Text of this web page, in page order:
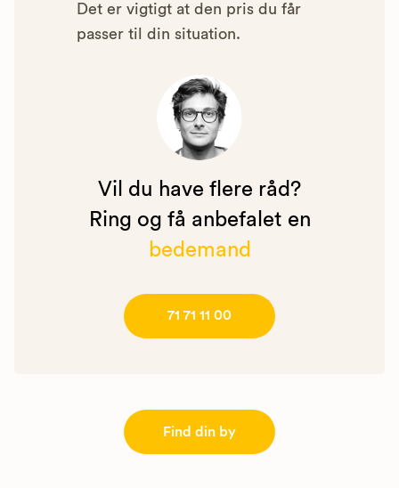
Det er vigtigt at den pris du får
passer til din situation.
Vil du have flere råd?
Ring og få anbefalet en
bedemand
71 71 11 00
Find din by